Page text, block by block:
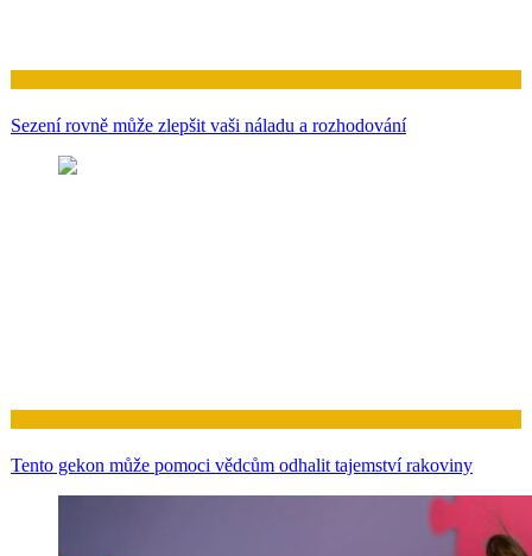
Sezení rovně může zlepšit vaši náladu a rozhodování
Tento gekon může pomoci vědcům odhalit tajemství rakoviny